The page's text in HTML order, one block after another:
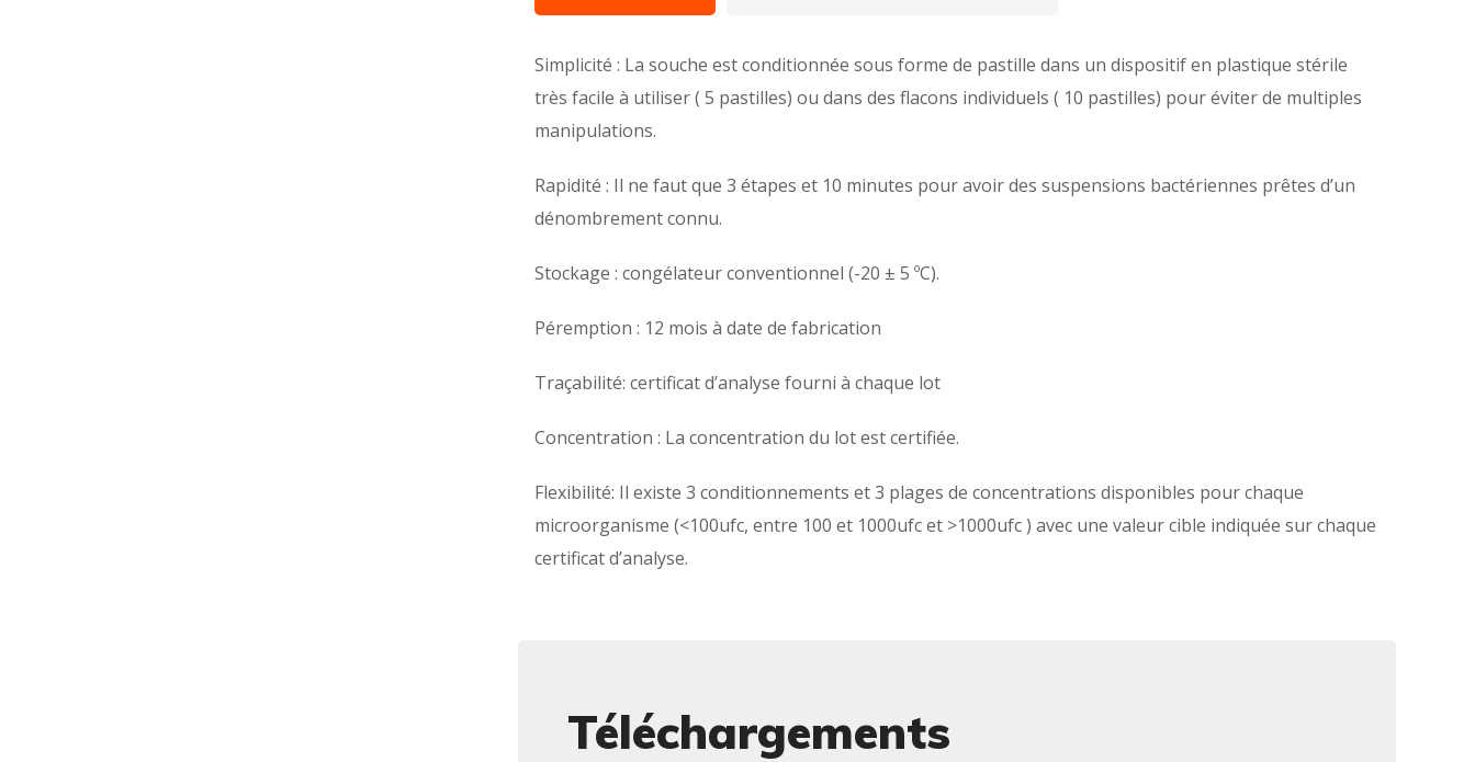
Simplicité : La souche est conditionnée sous forme de pastille dans un dispositif en plastique stérile
très facile à utiliser ( 5 pastilles) ou dans des flacons individuels ( 10 pastilles) pour éviter de multiples
manipulations.
Rapidité : Il ne faut que 3 étapes et 10 minutes pour avoir des suspensions bactériennes prêtes d’un
dénombrement connu.
Stockage : congélateur conventionnel (-20 ± 5 ºC).
Péremption : 12 mois à date de fabrication
Traçabilité: certificat d’analyse fourni à chaque lot
Concentration : La concentration du lot est certifiée.
Flexibilité: Il existe 3 conditionnements et 3 plages de concentrations disponibles pour chaque
microorganisme (<100ufc, entre 100 et 1000ufc et >1000ufc ) avec une valeur cible indiquée sur chaque
certificat d’analyse.
Téléchargements